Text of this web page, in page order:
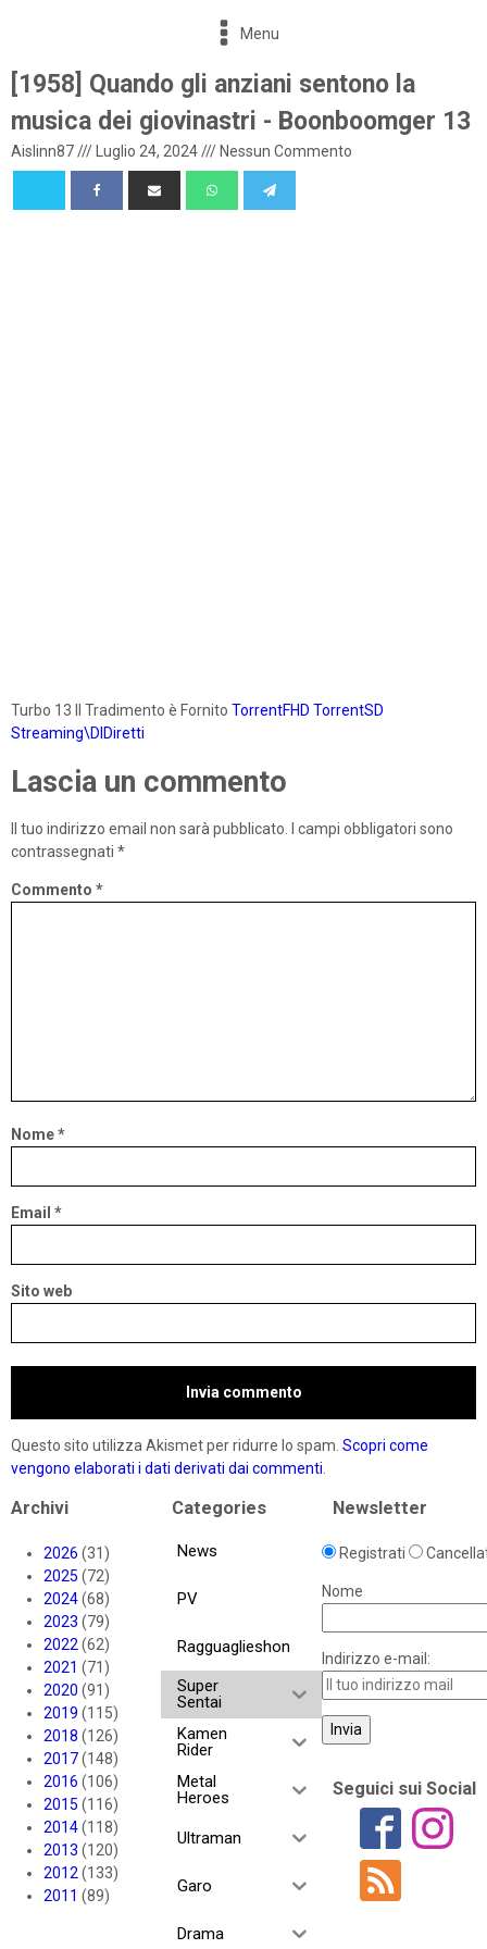
Menu
[1958] Quando gli anziani sentono la
musica dei giovinastri - Boonboomger 13
Aislinn87/// Luglio 24, 2024/// Nessun Commento
Turbo 13 Il Tradimento è Fornito TorrentFHD TorrentSD
Streaming\DlDiretti
Lascia un commento
Il tuo indirizzo email non sarà pubblicato.
I campi obbligatori sono
contrassegnati *
Commento *
Nome*
Email *
Sito web
Questo sito utilizza Akismet per ridurre lo spam. Scopri come
vengono elaborati i dati derivati dai commenti.
Archivi
2026 (31)
2025 (72)
2024(68)
2023 (79)
2022(62)
2021 (71)
2020 (91)
2019 (115)
2018 (126)
2017(148)
2016 (106)
2015 (116)
2014(118)
2013 (120)
2012(133)
2011 (89)
Categories
News
PV
Ragguaglieshon
Super
Sentai
Kamen
Rider
Metal
Heroes
Ultraman
Garo
Drama
Newsletter
Registrati
Nome
Indirizzo e-mail:
Seguici sui Social